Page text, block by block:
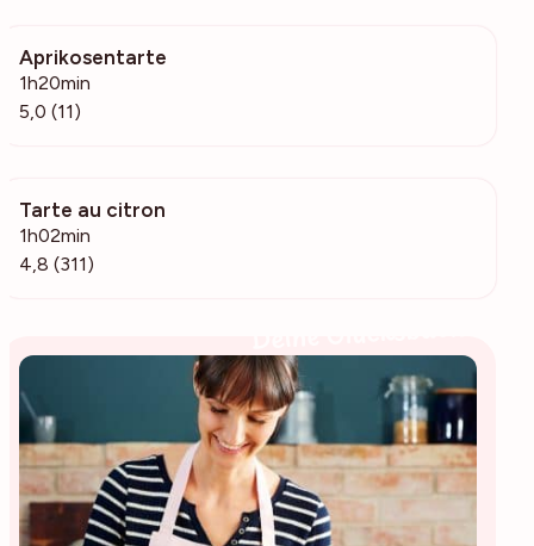
Aprikosentarte
1h20min
5,0 (11)
Tarte au citron
1h02min
4,8 (311)